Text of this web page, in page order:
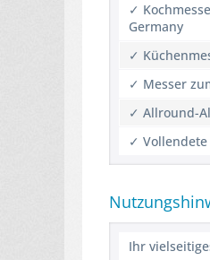
✓
Germany
✓
✓ Messer
✓ Allround-
✓
Ihr